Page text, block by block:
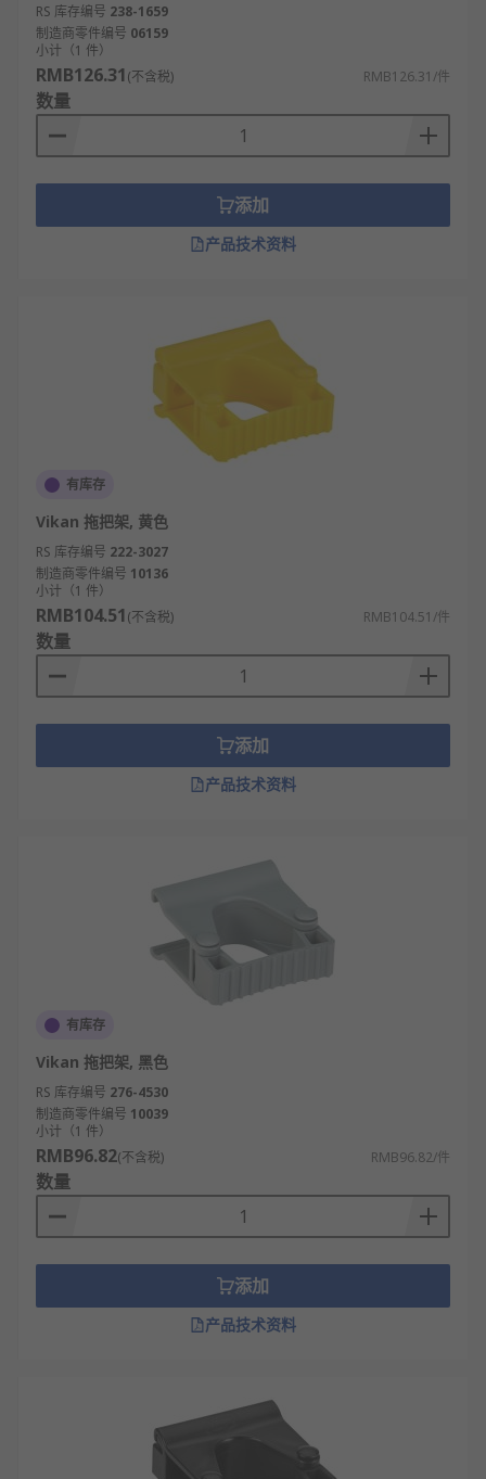
RS 库存编号 238-1659
制造商零件编号 06159
小计（1 件）
RMB126.31(不含税) RMB126.31/件
数量
添加
产品技术资料
有库存
Vikan 拖把架, 黄色
RS 库存编号 222-3027
制造商零件编号 10136
小计（1 件）
RMB104.51(不含税) RMB104.51/件
数量
添加
产品技术资料
有库存
Vikan 拖把架, 黑色
RS 库存编号 276-4530
制造商零件编号 10039
小计（1 件）
RMB96.82(不含税) RMB96.82/件
数量
添加
产品技术资料